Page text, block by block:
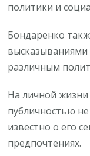
политики и
Бондаренко
различным
На личной
публичностью
известно о его
предпочтениях.